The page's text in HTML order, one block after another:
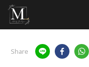
Share